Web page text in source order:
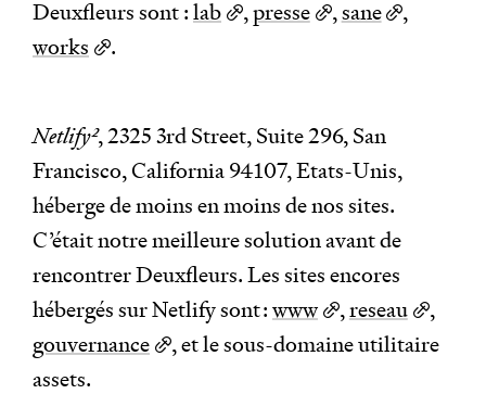
Deuxfleurs sont :lab ,presse ,sane
,
works
.
Netlify2, 2325 3rd Street, Suite 296, San
Francisco, California 94107, Etats-Unis,
héberge de moins en moins de nos sites.
C’était notre meilleure solution avant de
rencontrer Deuxfleurs. Les sites encores
hébergés sur Netlify sont :www ,reseau
,
gouvernance
, et le sous-domaine utilitaire
assets.